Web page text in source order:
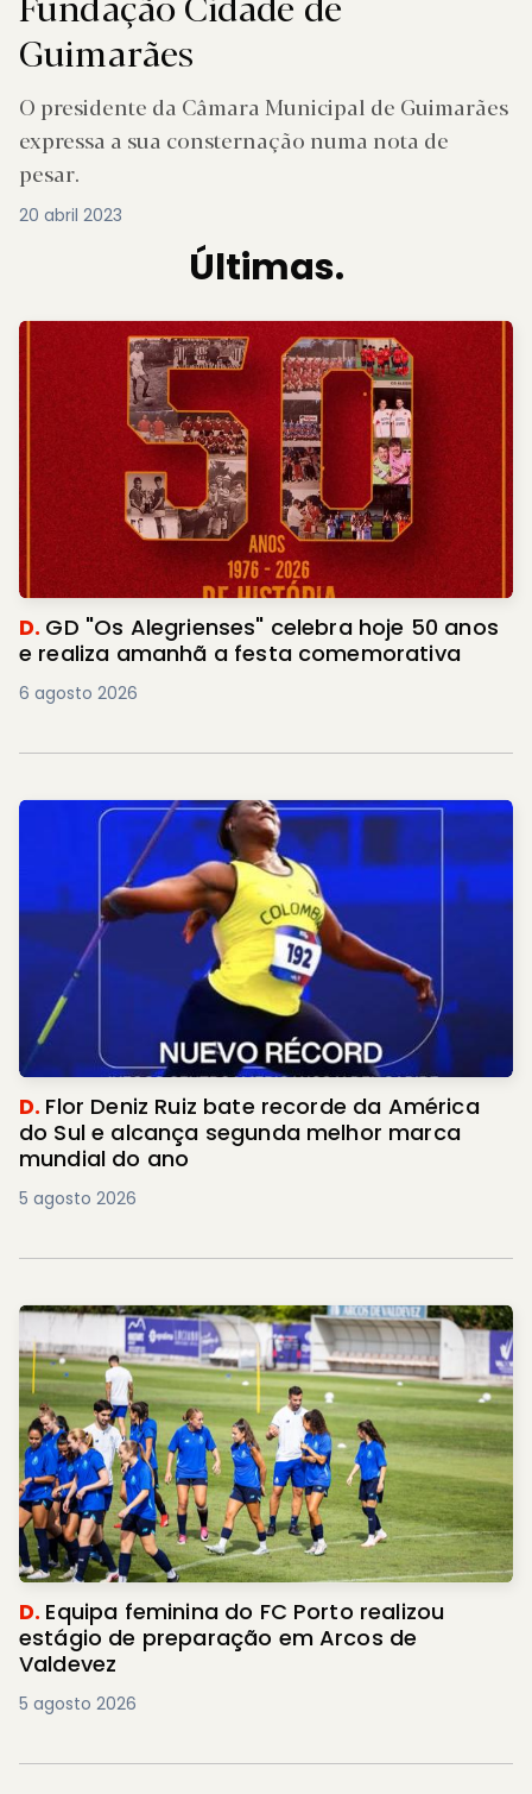
Guimarães
O presidente da Câmara Municipal de Guimarães
expressa a sua consternação numa nota de
pesar.
20 abril 2023
Últimas.
D. GD "Os Alegrienses" celebra hoje 50 anos
e realiza amanhã a festa comemorativa
6 agosto 2026
D. Flor Deniz Ruiz bate recorde da América
do Sul e alcança segunda melhor marca
mundial do ano
5 agosto 2026
D. Equipa feminina do FC Porto realizou
estágio de preparação em Arcos de
Valdevez
5 agosto 2026